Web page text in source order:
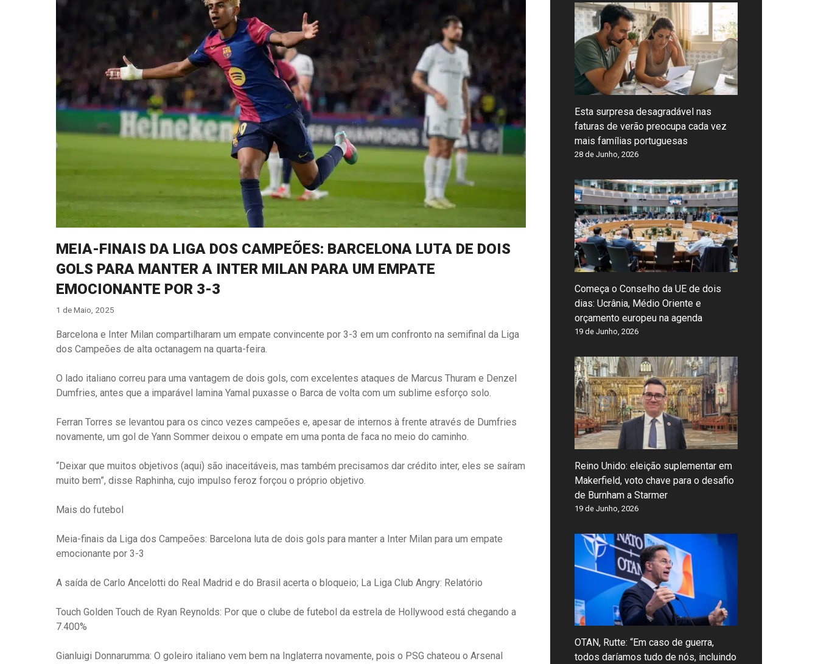
MEIA-FINAIS DA LIGA DOS CAMPEÕES: BARCELONA LUTA DE DOIS
GOLS PARA MANTER A INTER MILAN PARA UM EMPATE
EMOCIONANTE POR 3-3
1 de Maio, 2025
Barcelona e Inter Milan compartilharam um empate convincente por 3-3 em um confronto na semifinal da Liga
dos Campeões de alta octanagem na quarta-feira.
O lado italiano correu para uma vantagem de dois gols, com excelentes ataques de Marcus Thuram e Denzel
Dumfries, antes que a imparável lamina Yamal puxasse o Barca de volta com um sublime esforço solo.
Ferran Torres se levantou para os cinco vezes campeões e, apesar de internos à frente através de Dumfries
novamente, um gol de Yann Sommer deixou o empate em uma ponta de faca no meio do caminho.
“Deixar que muitos objetivos (aqui) são inaceitáveis, mas também precisamos dar crédito inter, eles se saíram
muito bem”, disse Raphinha, cujo impulso feroz forçou o próprio objetivo.
Mais do futebol
Meia-finais da Liga dos Campeões: Barcelona luta de dois gols para manter a Inter Milan para um empate
emocionante por 3-3
A saída de Carlo Ancelotti do Real Madrid e do Brasil acerta o bloqueio; La Liga Club Angry: Relatório
Touch Golden Touch de Ryan Reynolds: Por que o clube de futebol da estrela de Hollywood está chegando a
7.400%
Gianluigi Donnarumma: O goleiro italiano vem bem na Inglaterra novamente, pois o PSG chateou o Arsenal
Esta surpresa desagradável nas
faturas de verão preocupa cada vez
mais famílias portuguesas
28 de Junho, 2026
Começa o Conselho da UE de dois
dias: Ucrânia, Médio Oriente e
orçamento europeu na agenda
19 de Junho, 2026
Reino Unido: eleição suplementar em
Makerfield, voto chave para o desafio
de Burnham a Starmer
19 de Junho, 2026
OTAN, Rutte: “Em caso de guerra,
todos daríamos tudo de nós, incluindo